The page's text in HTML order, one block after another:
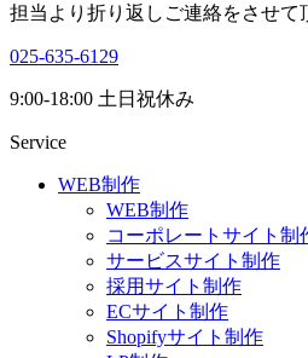
担当より折り返しご連絡をさせて
025-635-6129
9:00-18:00 土日祝休み
Service
WEB制作
WEB制作
コーポレートサイト制
サービスサイト制作
採用サイト制作
ECサイト制作
Shopifyサイト制作